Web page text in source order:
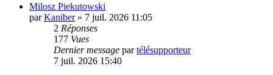
Milosz Piekutowski
parKaniber» 7 juil. 2026 11:05
2 Réponses
177 Vues
Dernier message partélésupporteur
7 juil. 2026 15:40